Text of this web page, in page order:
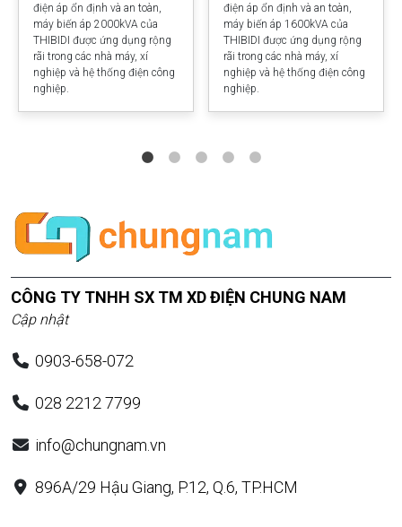
điện áp ổn định và an toàn,
máy biến áp 2000kVA của
THIBIDI được ứng dụng rộng
rãi trong các nhà máy, xí
nghiệp và hệ thống điện công
nghiệp.
điện áp ổn định và an toàn,
máy biến áp 1600kVA của
THIBIDI được ứng dụng rộng
rãi trong các nhà máy, xí
nghiệp và hệ thống điện công
nghiệp.
CÔNG TY TNHH SX TM XD ĐIỆN CHUNG NAM
Cập nhật
0903-658-072
028 2212 7799
info@chungnam.vn
896A/29 Hậu Giang, P.12, Q.6, TP.HCM